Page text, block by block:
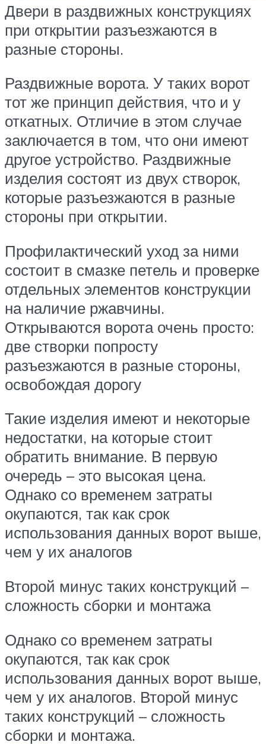
Двери в раздвижных конструкциях
при открытии разъезжаются в
разные стороны.
Раздвижные ворота. У таких ворот
тот же принцип действия, что и у
откатных. Отличие в этом случае
заключается в том, что они имеют
другое устройство. Раздвижные
изделия состоят из двух створок,
которые разъезжаются в разные
стороны при открытии.
Профилактический уход за ними
состоит в смазке петель и проверке
отдельных элементов конструкции
на наличие ржавчины.
Открываются ворота очень просто:
две створки попросту
разъезжаются в разные стороны,
освобождая дорогу
Такие изделия имеют и некоторые
недостатки, на которые стоит
обратить внимание. В первую
очередь – это высокая цена.
Однако со временем затраты
окупаются, так как срок
использования данных ворот выше,
чем у их аналогов
Второй минус таких конструкций –
сложность сборки и монтажа
Однако со временем затраты
окупаются, так как срок
использования данных ворот выше,
чем у их аналогов. Второй минус
таких конструкций – сложность
сборки и монтажа.